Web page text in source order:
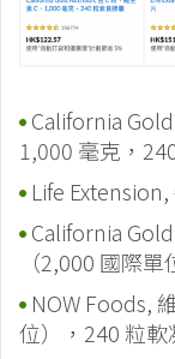
California
1,000 毫克，
Life
California
（2,000 國際
NOW Foods,
位），240 粒軟